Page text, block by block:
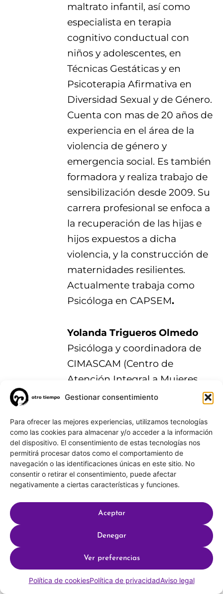
Gestionar consentimiento
Para ofrecer las mejores experiencias, utilizamos tecnologías
como las cookies para almacenar y/o acceder a la información
del dispositivo. El consentimiento de estas tecnologías nos
permitirá procesar datos como el comportamiento de
navegación o las identificaciones únicas en este sitio. No
consentir o retirar el consentimiento, puede afectar
negativamente a ciertas características y funciones.
Aceptar
Denegar
Ver preferencias
Política de cookiesPolítica de privacidadAviso legal
maltrato infantil, así como
especialista en terapia
cognitivo conductual con
niños y adolescentes, en
Técnicas Gestáticas y en
Psicoterapia Afirmativa en
Diversidad Sexual y de Género.
Cuenta con mas de 20 años de
experiencia en el área de la
violencia de género y
emergencia social. Es también
formadora y realiza trabajo de
sensibilización desde 2009. Su
carrera profesional se enfoca a
la recuperación de las hijas e
hijos expuestos a dicha
violencia, y la construcción de
maternidades resilientes.
Actualmente trabaja como
Psicóloga en CAPSEM.
Yolanda Trigueros Olmedo
Psicóloga y coordinadora de
CIMASCAM (Centro de
Atención Integral a Mujeres
Víctimas de Violencia Sexual de
Posgrado en detección,
prevención y atención a la
violencia de género (Aspacia –
Centro Universitario La Salle) y
Máster en Psicoterapia
psicoanalítica. Ha trabajado
también como psicóloga de
niños/as y adolescentes en
formadora y docente en
materia psicoterapia y